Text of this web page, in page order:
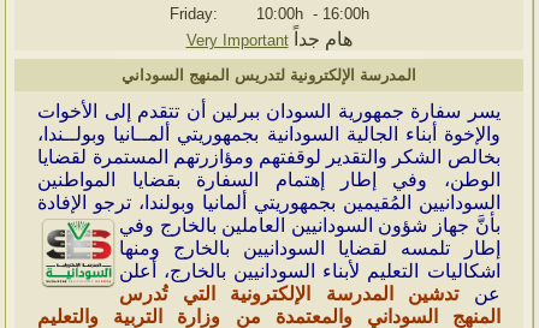
Friday: 10:00h - 16:00h
Very Important
هام جداً
المدرسة الإلكترونية لتدريس المنهج السوداني
يسر سفارة جمهورية السودان ببرلين أن تتقدم إلى الأخوات
والإخوة أبناء الجالية السودانية بجمهوريتي ألمــانيا وبولــندا،
بخالص الشكر والتقدير لوقفتهم ومؤازرتهم المستمرة لقضايا
الوطن، وفي إطار إهتمام السفارة بقضايا المواطنين
السودانيين المُقيمين بجمهوريتي ألمانيا وبولندا، ترجو الإفادة
بأنَّ جهاز شؤون السودانيين العاملين بالخارج وفي
إطار تلمسه لقضايا السودانيين بالخارج ومنها
اشكاليات التعليم لأبناء السودانيين بالخارج، أعلن
عنتدشين المدرسة الإلكترونية التي تُدرس
المنهج السوداني والمعتمدة من وزارة التربية والتعليم